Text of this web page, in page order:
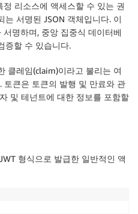
리소스에 액세스할 수 있는 권
서명된 JSON 객체입니다. 이
명하며, 중앙 집중식 데이터베
증할 수 있습니다.
클레임(claim)이라고 불리는 여
토큰은 토큰의 발행 및 만료와 관
및 테넌트에 대한 정보를 포함할
형식으로 발급한 일반적인 액